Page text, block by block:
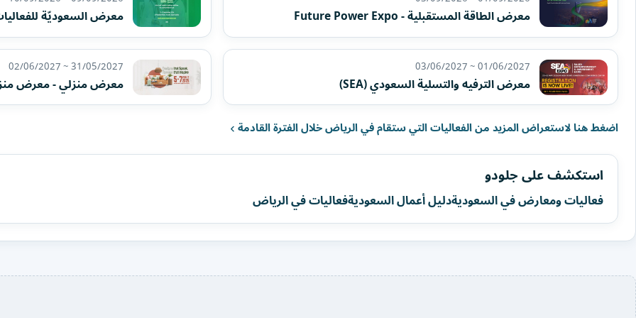
معرض الطاقة المستقبلية - Future Power Expo معرض السعوديّة
01/06/2027 ~ 03/06/2027
معرض الترفيه والتسلية السعودي (SEA)
31/05/2027 ~ 02/06/2027
معرض منزلي - معرض
اضغط هنا لاستعراض المزيد من الفعاليات التي ستقام في الرياض خلال الفترة القادمة
استكشف على جلودو
فعاليات ومعارض في السعوديةدليل أعمال السعوديةفعاليات في الرياض